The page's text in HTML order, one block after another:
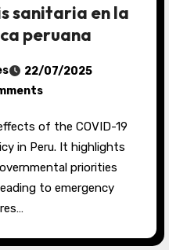
sanitaria en la
peruana
22/07/2025
in Peru. It highlights
priorities
to emergency